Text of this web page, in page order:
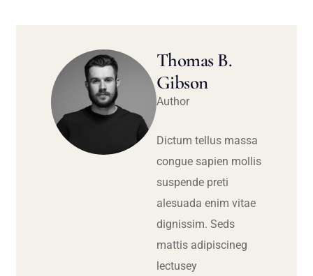
Thomas B.
Gibson
Author
Dictum tellus massa
congue sapien mollis
suspende preti
alesuada enim vitae
dignissim. Seds
mattis adipiscineg
lectusey